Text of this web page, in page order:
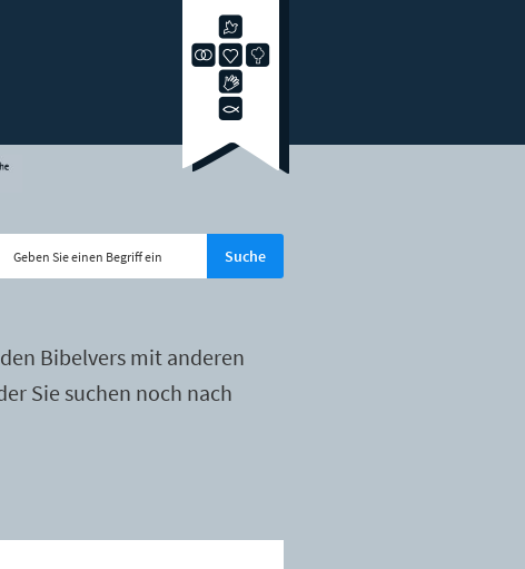
Bibelvers mit anderen
Sie suchen noch nach